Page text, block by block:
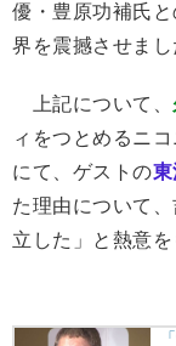
優・豊原功補氏
界を震撼させまし
上記について、
ィをつとめるニ
にて、ゲストの東
た理由について
立した」と熱意を